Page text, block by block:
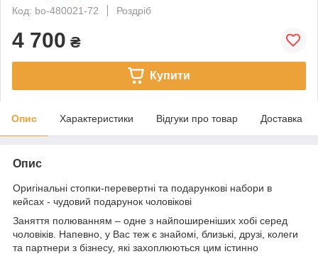
Код: bo-480021-72
Роздріб
4 700 ₴
Купити
Опис Характеристики Відгуки про товар Доставка
Опис
Оригінальні стопки-перевертні та подарункові набори в
кейсах - чудовий подарунок чоловікові
Заняття полюванням – одне з найпоширеніших хобі серед
чоловіків. Напевно, у Вас теж є знайомі, близькі, друзі, колеги
та партнери з бізнесу, які захоплюються цим істинно